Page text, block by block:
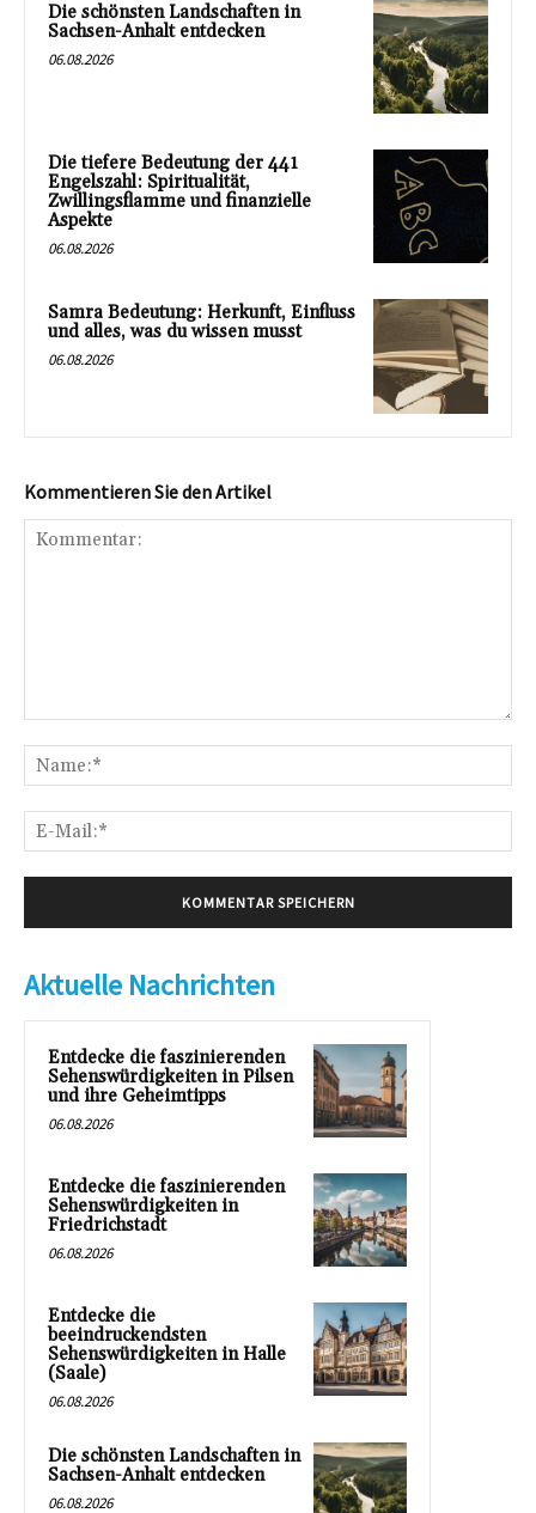
Die schönsten Landschaften in
Sachsen-Anhalt entdecken
06.08.2026
Die tiefere Bedeutung der 441
Engelszahl: Spiritualität,
Zwillingsflamme und finanzielle
Aspekte
06.08.2026
Samra Bedeutung: Herkunft, Einfluss
und alles, was du wissen musst
06.08.2026
Kommentieren Sie den Artikel
Aktuelle Nachrichten
Entdecke die faszinierenden
Sehenswürdigkeiten in Pilsen
und ihre Geheimtipps
06.08.2026
Entdecke die faszinierenden
Sehenswürdigkeiten in
Friedrichstadt
06.08.2026
Entdecke die
beeindruckendsten
Sehenswürdigkeiten in Halle
(Saale)
06.08.2026
Die schönsten Landschaften in
Sachsen-Anhalt entdecken
06.08.2026